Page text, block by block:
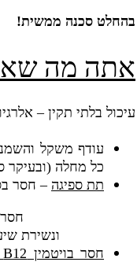
בהחלט סכנה ממשית!
אתה מה
עיכול בלתי תקין –
עודף משקל
כל מחלה (ובעיקר
תת ספיגה – חסר
ונשירת
חסר בויטמין B12